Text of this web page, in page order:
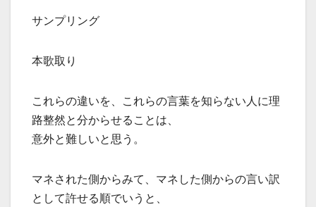
サンプリング
本歌取り
これらの違いを、これらの言葉を知らない人に理
路整然と分からせることは、
意外と難しいと思う。
マネされた側からみて、マネした側からの言い訳
として許せる順でいうと、